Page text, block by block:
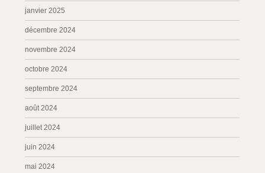
janvier 2025
décembre 2024
novembre 2024
octobre 2024
septembre 2024
août 2024
juillet 2024
juin 2024
mai 2024